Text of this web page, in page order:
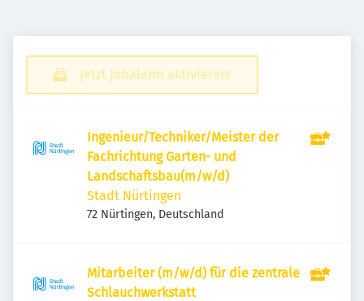
Jetzt Jobalarm aktivieren!
Ingenieur/Techniker/Meister der
Fachrichtung Garten- und
Landschaftsbau(m/w/d)
Stadt Nürtingen
72 Nürtingen, Deutschland
Mitarbeiter (m/w/d) für die zentrale
Schlauchwerkstatt